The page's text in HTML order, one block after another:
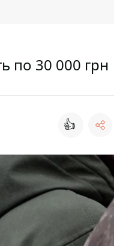
по 30 000 грн
👍